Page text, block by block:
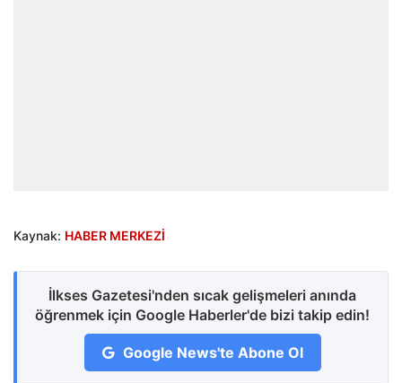
Kaynak: HABER MERKEZİ
İlkses Gazetesi'nden sıcak gelişmeleri anında
öğrenmek için Google Haberler'de bizi takip edin!
Google News'te Abone Ol